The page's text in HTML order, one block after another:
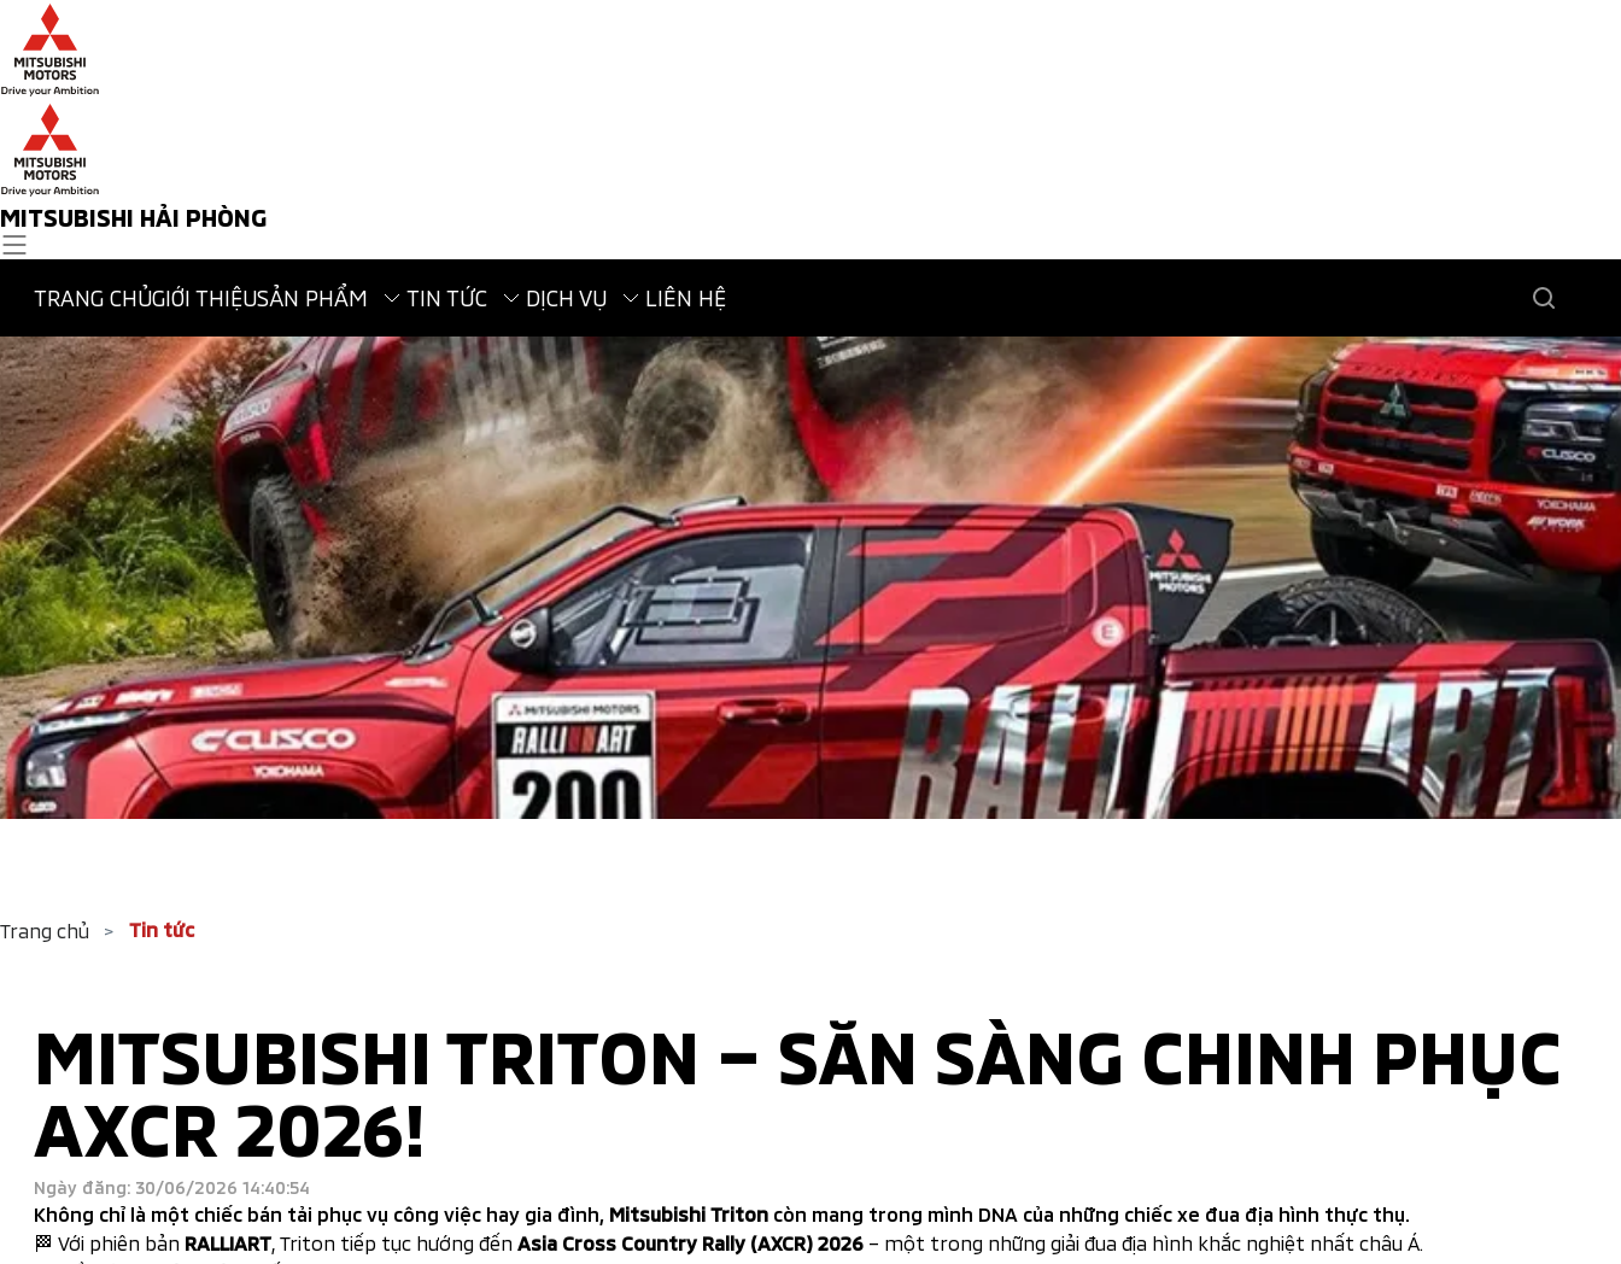
MITSUBISHI HẢI PHÒNG
TRANG CHỦGIỚI THIỆUSẢN PHẨM TIN TỨC DỊCH VỤ LIÊN HỆ
Trang chủ > Tin tức
MITSUBISHI TRITON – SẴN SÀNG CHINH PHỤC
AXCR 2026!
Ngày đăng: 30/06/2026 14:40:54
Không chỉ là một chiếc bán tải phục vụ công việc hay gia đình, Mitsubishi Triton còn mang trong mình DNA của những chiếc xe đua địa hình thực thụ.
🏁 Với phiên bản RALLIART , Triton tiếp tục hướng đến Asia Cross Country Rally (AXCR) 2026 – một trong những giải đua địa hình khắc nghiệt nhất châu Á.